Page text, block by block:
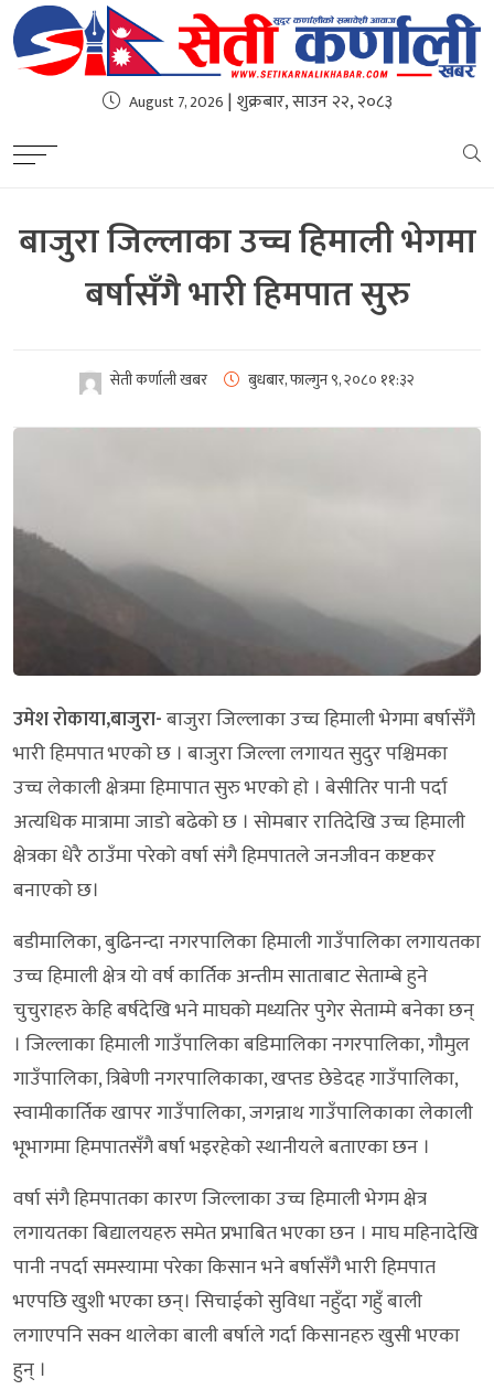
August 7, 2026 | शुक्रबार, साउन २२, २०८३
बाजुरा जिल्लाका उच्च हिमाली भेगमा
बर्षासँगै भारी हिमपात सुरु
सेती कर्णाली खबर बुधबार, फाल्गुन ९, २०८० ११:३२
उमेश रोकाया,बाजुरा-बाजुरा जिल्लाका उच्च हिमाली भेगमा बर्षासँगै
भारी हिमपात भएको छ । बाजुरा जिल्ला लगायत सुदुर पश्चिमका
उच्च लेकाली क्षेत्रमा हिमापात सुरु भएको हाे । बेसीतिर पानी पर्दा
अत्यधिक मात्रामा जाडो बढेको छ । सोमबार रातिदेखि उच्च हिमाली
क्षेत्रका धेरै ठाउँमा परेको वर्षा संगै हिमपातले जनजीवन कष्टकर
बनाएको छ।
बडीमालिका, बुढिनन्दा नगरपालिका हिमाली गाउँपालिका लगायतका
उच्च हिमाली क्षेत्र यो वर्ष कार्तिक अन्तीम साताबाट सेताम्बे हुने
चुचुराहरु केहि बर्षदेखि भने माघको मध्यतिर पुगेर सेताम्मे बनेका छन्
। जिल्लाका हिमाली गाउँपालिका बडिमालिका नगरपालिका, गौमुल
गाउँपालिका, त्रिबेणी नगरपालिकाका, खप्तड छेडेदह गाउँपालिका,
स्वामीकार्तिक खापर गाउँपालिका, जगन्नाथ गाउँपालिकाका लेकाली
भूभागमा हिमपातसँगै बर्षा भइरहेकाे स्थानीयले बताएका छन ।
वर्षा संगै हिमपातका कारण जिल्लाका उच्च हिमाली भेगम क्षेत्र
लगायतका बिद्यालयहरु समेत प्रभाबित भएका छन । माघ महिनादेखि
पानी नपर्दा समस्यामा परेका किसान भने बर्षासँगै भारी हिमपात
भएपछि खुशी भएका छन्। सिचाईकाे सुविधा नहुँदा गहुँ बाली
लगाएपनि सक्न थालेका बाली बर्षाले गर्दा किसानहरु खुसी भएका
हुन् ।